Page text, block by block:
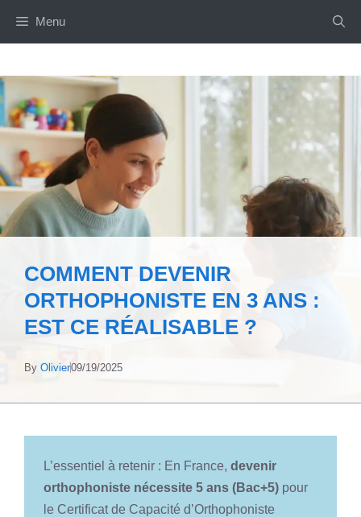
Menu
COMMENT DEVENIR
ORTHOPHONISTE EN 3 ANS :
EST CE RÉALISABLE ?
By Olivier09/19/2025
L’essentiel à retenir : En France, devenir
orthophoniste nécessite 5 ans (Bac+5) pour
le Certificat de Capacité d’Orthophoniste